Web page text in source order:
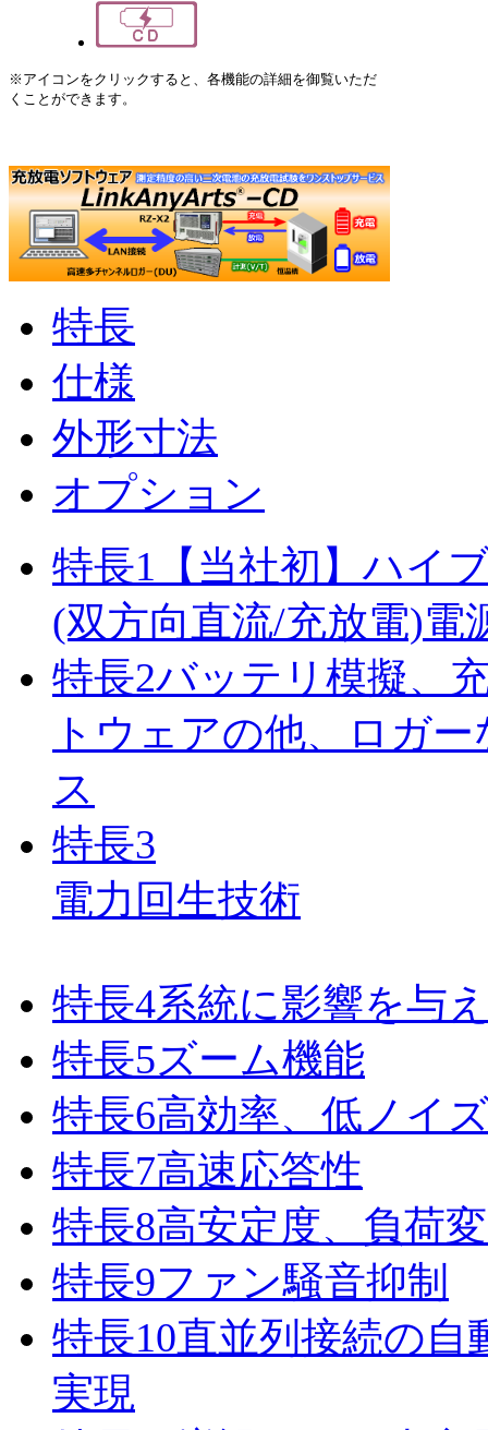
※アイコンをクリックすると、各機能の詳細を御覧いただ
くことができます。
特長
仕様
外形寸法
オプション
特長1 【当社初】ハイ
(双方向直流/充放電)電
特長2バッテリ模擬、
トウェアの他、ロガ
ス
特長3
電力回生技術
特長4系統に影響を与
特長5ズーム機能
特長6高効率、低ノイ
特長7高速応答性
特長8高安定度、負荷
特長9ファン騒音抑制
特長10直並列接続の自
実現